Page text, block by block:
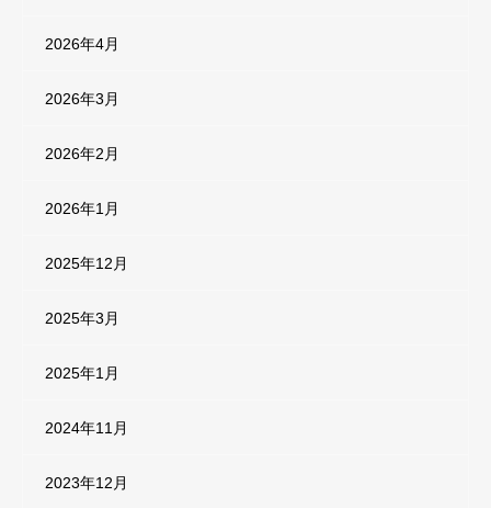
2026年4月
2026年3月
2026年2月
2026年1月
2025年12月
2025年3月
2025年1月
2024年11月
2023年12月